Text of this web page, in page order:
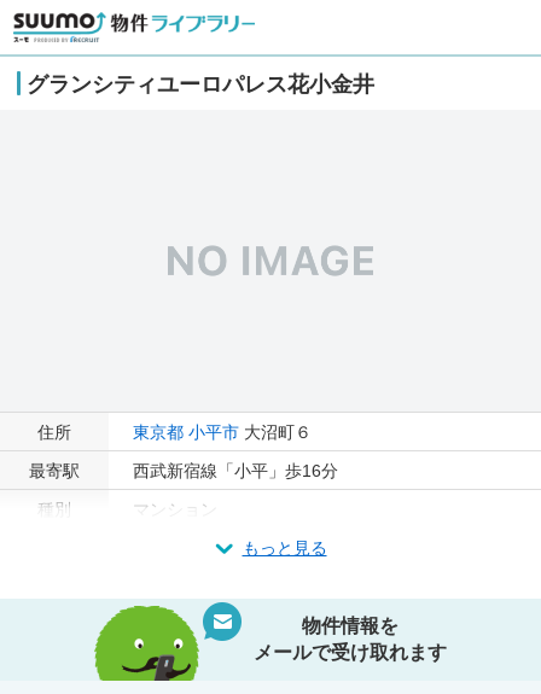
グランシティユーロパレス花小金井
住所 東京都 小平市 大沼町６
最寄駅
西武新宿線「小平」歩16分
種別
マンション
もっと見る
物件情報を
メールで受け取れます